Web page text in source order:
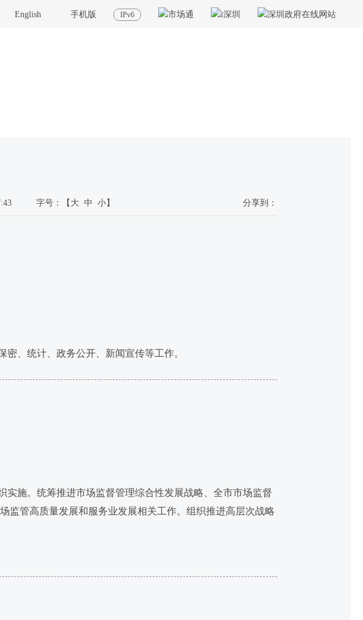
English 手机版 IPv6
字号： 【 大 中 小】 分享到：
、统计、政务公开、新闻宣传等工作。
施。统筹推进市场监督管理综合性发展战略、全市市场监督
监管高质量发展和服务业发展相关工作。组织推进高层次战略